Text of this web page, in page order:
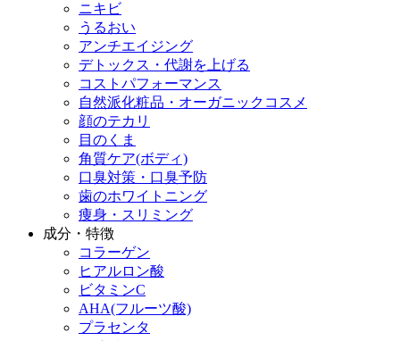
ニキビ
うるおい
アンチエイジング
デトックス・代謝を上げる
コストパフォーマンス
自然派化粧品・オーガニックコスメ
顔のテカリ
目のくま
角質ケア(ボディ)
口臭対策・口臭予防
歯のホワイトニング
痩身・スリミング
成分・特徴
コラーゲン
ヒアルロン酸
ビタミンC
AHA(フルーツ酸)
プラセンタ